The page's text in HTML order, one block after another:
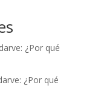
¿Por qué
¿Por qué